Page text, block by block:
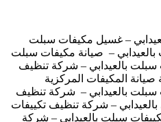
– غسيل مكيفات سبلت
بالعيدابي – صيانة مكيفات سبلت
سبلت بالعيدابي – شركة تنظيف
المكيفات المركزية
سبلت بالعيدابي – شركة تنظيف
– شركة تنظيف تكييفات
سبلت بالعيدابي – شركة